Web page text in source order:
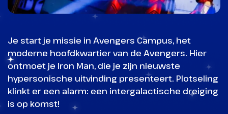
Je start je missie in Avengers Campus, het
moderne hoofdkwartier van de Avengers. Hier
ontmoet je Iron Man, die je zijn nieuwste
hypersonische uitvinding presenteert. Plotseling
klinkt er een alarm: een intergalactische dreiging
is op komst!